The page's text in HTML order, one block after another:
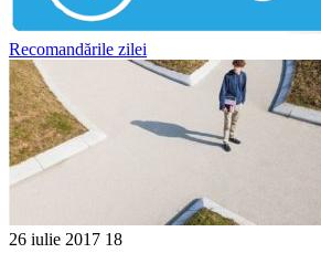
Recomandările zilei
26 iulie 2017 18